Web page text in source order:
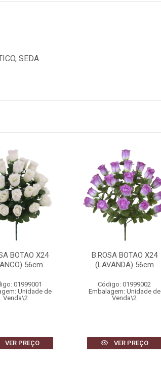
SEDA
BOTAO X24
56cm
01999001
Unidade de
Venda\2
VER PREÇO
B.ROSA BOTAO X24
(LAVANDA) 56cm
Código: 01999002
Embalagem: Unidade de
Venda\2
VER PREÇO